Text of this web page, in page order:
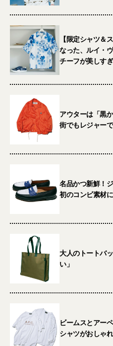
【限定シャツ＆
なった、ルイ・
チーフが美しすぎ
アウターは「黒
街でもレジャー
名品かつ新鮮！
初のコンビ素材に
大人のトートバ
い」
ビームスとアー
シャツがおしゃ